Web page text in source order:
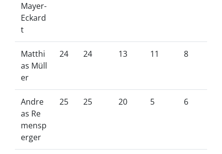
Mayer-
Eckard
t
Matthi
as Müll
er
24 24 13 11 8
Andre
as Re
mensp
erger
25 25 20 5 6